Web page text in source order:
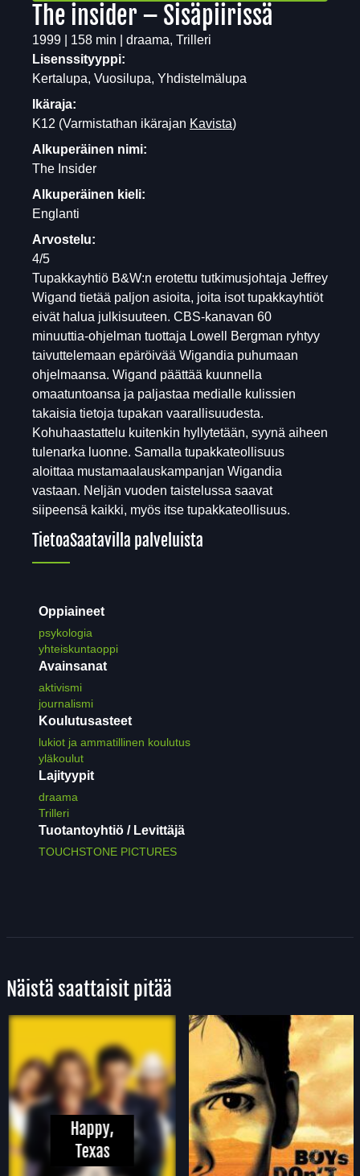
The insider – Sisäpiirissä
1999 | 158 min | draama, Trilleri
Lisenssityyppi:
Kertalupa, Vuosilupa, Yhdistelmälupa
Ikäraja:
K12 (Varmistathan ikärajan Kavista)
Alkuperäinen nimi:
The Insider
Alkuperäinen kieli:
Englanti
Arvostelu:
4/5
Tupakkayhtiö B&W:n erotettu tutkimusjohtaja Jeffrey
Wigand tietää paljon asioita, joita isot tupakkayhtiöt
eivät halua julkisuuteen. CBS-kanavan 60
minuuttia-ohjelman tuottaja Lowell Bergman ryhtyy
taivuttelemaan epäröivää Wigandia puhumaan
ohjelmaansa. Wigand päättää kuunnella
omaatuntoansa ja paljastaa medialle kulissien
takaisia tietoja tupakan vaarallisuudesta.
Kohuhaastattelu kuitenkin hyllytetään, syynä aiheen
tulenarka luonne. Samalla tupakkateollisuus
aloittaa mustamaalauskampanjan Wigandia
vastaan. Neljän vuoden taistelussa saavat
siipeensä kaikki, myös itse tupakkateollisuus.
TietoaSaatavilla palveluista
Oppiaineet
psykologia
yhteiskuntaoppi
Avainsanat
aktivismi
journalismi
Koulutusasteet
lukiot ja ammatillinen koulutus
yläkoulut
Lajityypit
draama
Trilleri
Tuotantoyhtiö / Levittäjä
TOUCHSTONE PICTURES
Näistä saattaisit pitää
Happy,
Texas